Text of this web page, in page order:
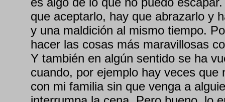
que aceptarlo, hay que abrazarlo y
y una maldición al mismo tiempo.
hacer las cosas más maravillosas
Y también en algún sentido se ha
cuando, por ejemplo hay veces que
con mi familia sin que venga a